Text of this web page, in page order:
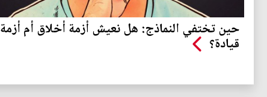
حين تختفي النماذج: هل نعيش أزمة أخلاق أم أزمة
قيادة؟